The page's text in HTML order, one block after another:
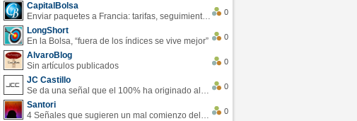
CapitalBolsa
Enviar paquetes a Francia: tarifas, seguimiento y ventajas destacadas
0
LongShort
En la Bolsa, “fuera de los índices se vive mejor”
0
AlvaroBlog
Sin artículos publicados
0
JC Castillo
Se da una señal que el 100% ha originado alzas en las bolsas
0
Santori
4 Señales que sugieren un mal comienzo del 3T de la economía EEUU
0